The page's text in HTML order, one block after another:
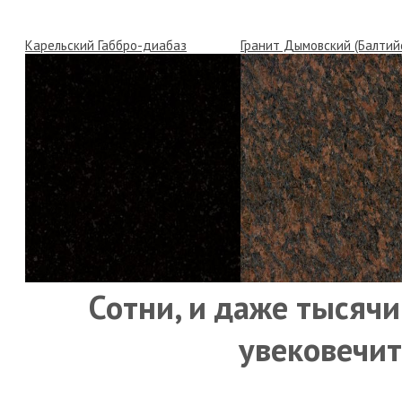
Карельский Габбро-диабаз Гранит Дымовский
Сотни, и даже